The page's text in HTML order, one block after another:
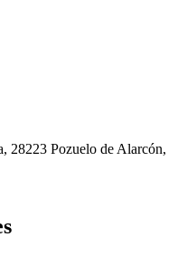
28223 Pozuelo de Alarcón,